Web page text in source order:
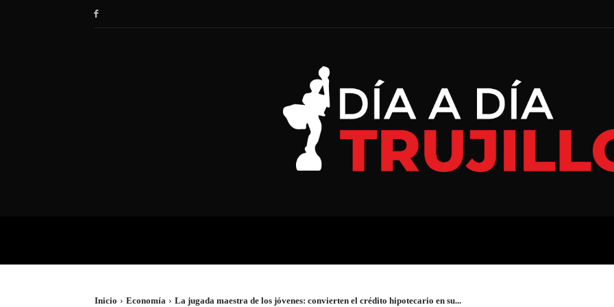
Inicio Economía La jugada maestra de los jóvenes: convierten el crédito hipotecario en su...